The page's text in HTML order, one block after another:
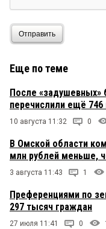
Отправить
Еще по теме
После
перечислили ещё
10 августа 11:32 0
В Омской области
млн рублей меньше,
3 августа 11:43 1
Преференциями по
297 тысяч граждан
27 июля 11:41 0